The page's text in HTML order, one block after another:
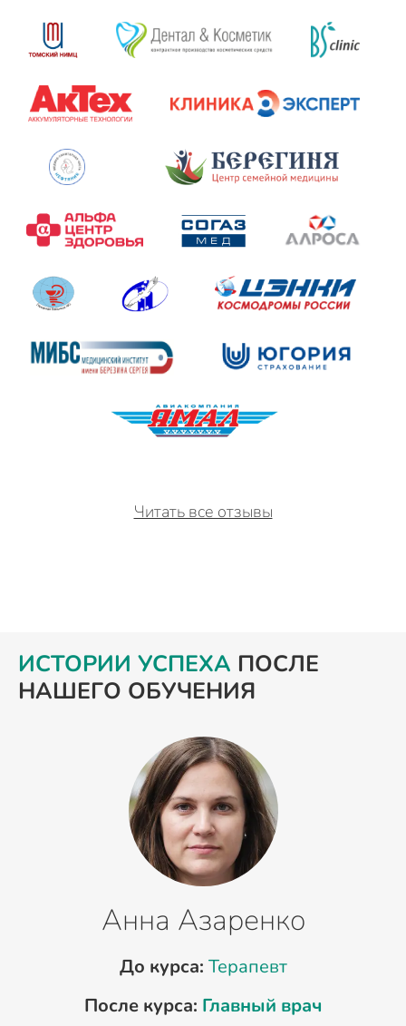
Читать все отзывы
ИСТОРИИ УСПЕХА ПОСЛЕ
НАШЕГО ОБУЧЕНИЯ
Анна Азаренко
До курса: Терапевт
После курса: Главный врач